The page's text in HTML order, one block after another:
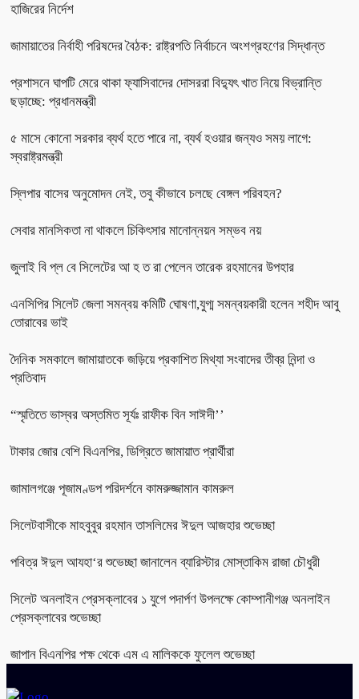
হাজিরের নির্দেশ
জামায়াতের নির্বাহী পরিষদের বৈঠক: রাষ্ট্রপতি নির্বাচনে অংশগ্রহণের সিদ্ধান্ত
প্রশাসনে ঘাপটি মেরে থাকা ফ্যাসিবাদের দোসররা বিদ্যুৎ খাত নিয়ে বিভ্রান্তি
ছড়াচ্ছে: প্রধানমন্ত্রী
৫ মাসে কোনো সরকার ব্যর্থ হতে পারে না, ব্যর্থ হওয়ার জন্যও সময় লাগে:
স্বরাষ্ট্রমন্ত্রী
স্লিপার বাসের অনুমোদন নেই, তবু কীভাবে চলছে বেঙ্গল পরিবহন?
সেবার মানসিকতা না থাকলে চিকিৎসার মানোন্নয়ন সম্ভব নয়
জুলাই বি প্ল বে সিলেটের আ হ ত রা পেলেন তারেক রহমানের উপহার
এনসিপির সিলেট জেলা সমন্বয় কমিটি ঘোষণা,যুগ্ম সমন্বয়কারী হলেন শহীদ আবু
তোরাবের ভাই
দৈনিক সমকালে জামায়াতকে জড়িয়ে প্রকাশিত মিথ্যা সংবাদের তীব্র নিন্দা ও
প্রতিবাদ
“স্মৃতিতে ভাস্বর অস্তমিত সূর্যঃ রাফীক বিন সাঈদী’’
টাকার জোর বেশি বিএনপির, ডিগ্রিতে জামায়াত প্রার্থীরা
জামালগঞ্জে পূজামণ্ডপ পরিদর্শনে কামরুজ্জামান কামরুল
সিলেটবাসীকে মাহবুবুর রহমান তাসলিমের ঈদুল আজহার শুভেচ্ছা
পবিত্র ঈদুল আযহা‘র শুভেচ্ছা জানালেন ব্যারিস্টার মোস্তাকিম রাজা চৌধুরী
সিলেট অনলাইন প্রেসক্লাবের ১ যুগে পদার্পণ উপলক্ষে কোম্পানীগঞ্জ অনলাইন
প্রেসক্লাবের শুভেচ্ছা
জাপান বিএনপির পক্ষ থেকে এম এ মালিককে ফুলেল শুভেচ্ছা